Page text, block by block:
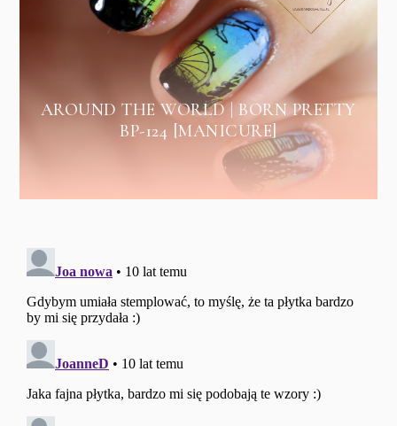
AROUND THE WORLD | BORN PRETTY
BP-124 [MANICURE]